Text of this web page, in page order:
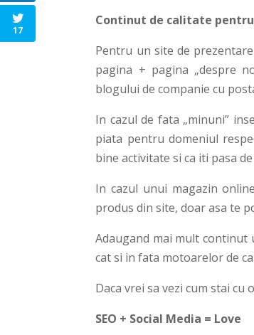
Continut de calitate pentru
Pentru un site de
pagina + pagina „despre
blogului de companie cu
In cazul de fata „minuni”
piata pentru domeniul
bine activitate si ca iti pasa de
In cazul unui magazin
produs din site, doar asa te
Adaugand mai mult
cat si in fata motoarelor de
Daca vrei sa vezi cum stai
SEO + Social Media = Love
17